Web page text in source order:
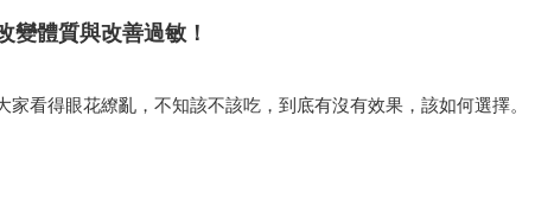
變體質與改善過敏！
看得眼花繚亂，不知該不該吃，到底有沒有效果，該如何選擇。